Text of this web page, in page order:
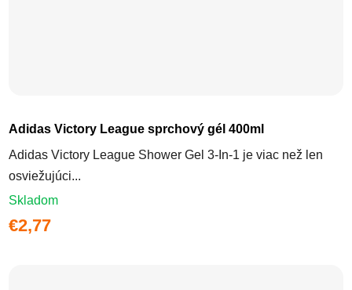
Adidas Victory League sprchový gél 400ml
Adidas Victory League Shower Gel 3-In-1 je viac než len
osviežujúci...
Skladom
€2,77